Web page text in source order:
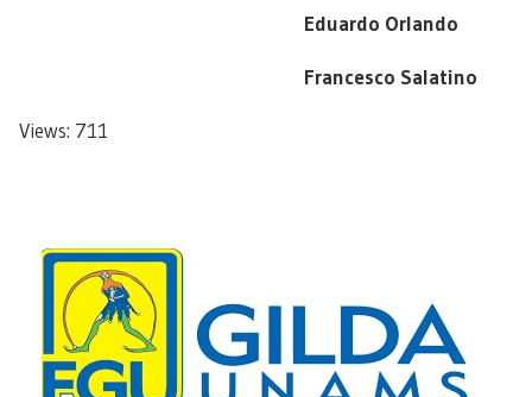
Eduardo Orlando
Francesco Salatino
Views: 711